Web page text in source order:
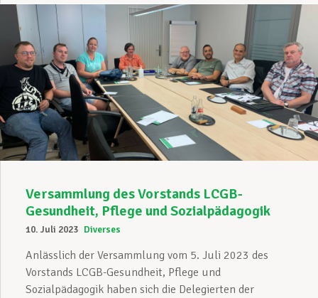
Versammlung des Vorstands LCGB-
Gesundheit, Pflege und Sozialpädagogik
10. Juli 2023 Diverses
Anlässlich der Versammlung vom 5. Juli 2023 des
Vorstands LCGB-Gesundheit, Pflege und
Sozialpädagogik haben sich die Delegierten der